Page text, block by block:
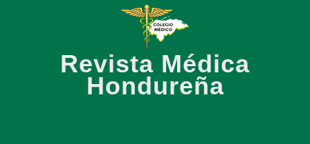
Revista Médica
Hondureña